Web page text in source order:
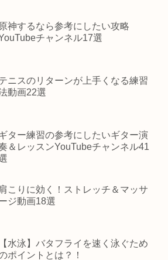
神するなら参考にしたい攻略
チャンネル17選
ニスのリターンが上手くなる練習
動画22選
ター練習の参考にしたいギター演
＆レッスンYouTubeチャンネル41
肩こりに効く！ストレッチ＆マッサ
ジ動画18選
【水泳】バタフライを速く泳ぐため
ポイントとは？！